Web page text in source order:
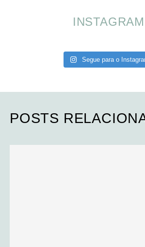
INSTAGRAM
Segue para o
POSTS